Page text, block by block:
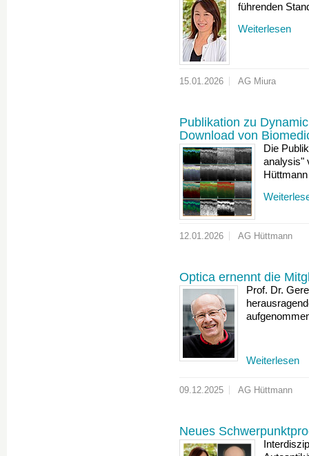
führenden
Weiterlesen
15.01.2026 AG Miura
Publikation zu
Download von
Die
analysis"
12.01.2026 AG Hüttmann
Optica ernennt die
Prof. Dr.
Weiterlesen
09.12.2025 AG Hüttmann
Neues